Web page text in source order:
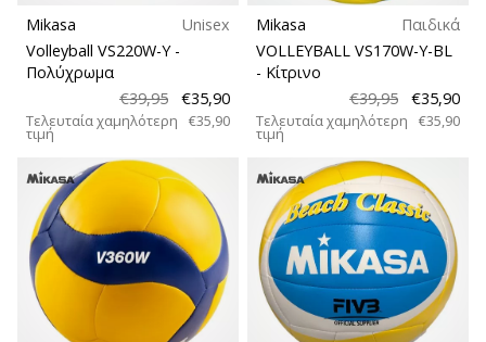
Mikasa
Unisex
Volleyball VS220W-Y -
Πολύχρωμα
€39,95
€35,90
Τελευταία χαμηλότερη
τιμή
€35,90
Mikasa
Παιδικά
VOLLEYBALL VS170W-Y-BL
- Κίτρινο
€39,95
€35,90
Τελευταία χαμηλότερη
τιμή
€35,90